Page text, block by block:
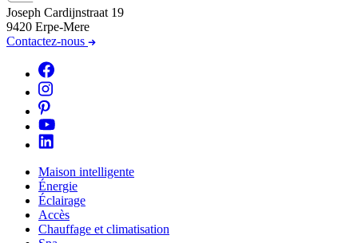
Joseph Cardijnstraat 19
9420 Erpe-Mere
Contactez-nous
Maison intelligente
Énergie
Éclairage
Accès
Chauffage et climatisation